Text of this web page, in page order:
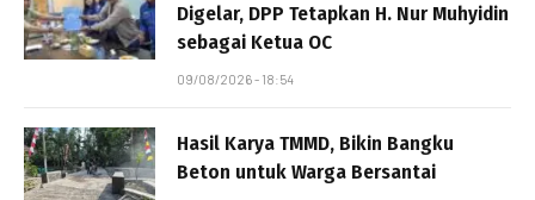
Digelar, DPP Tetapkan H. Nur Muhyidin
sebagai Ketua OC
09/08/2026 - 18:54
Hasil Karya TMMD, Bikin Bangku
Beton untuk Warga Bersantai